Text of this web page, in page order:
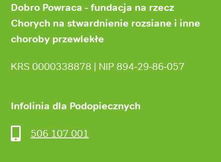
stronyDobro Powraca - fundacja na rzecz
Chorych na stwardnienie rozsiane i inne
choroby przewlekłe
KRS 0000338878 | NIP 894‑29‑86‑057
Infolinia dla Podopiecznych
506 107 001